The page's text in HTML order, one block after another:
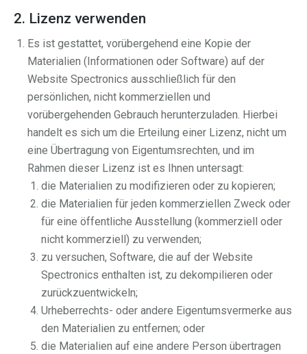
2. Lizenz verwenden
Es ist gestattet, vorübergehend eine Kopie der
Materialien (Informationen oder Software) auf der
Website Spectronics ausschließlich für den
persönlichen, nicht kommerziellen und
vorübergehenden Gebrauch herunterzuladen. Hierbei
handelt es sich um die Erteilung einer Lizenz, nicht um
eine Übertragung von Eigentumsrechten, und im
Rahmen dieser Lizenz ist es Ihnen untersagt:
die Materialien zu modifizieren oder zu kopieren;
die Materialien für jeden kommerziellen Zweck oder
für eine öffentliche Ausstellung (kommerziell oder
nicht kommerziell) zu verwenden;
zu versuchen, Software, die auf der Website
Spectronics enthalten ist, zu dekompilieren oder
zurückzuentwickeln;
Urheberrechts- oder andere Eigentumsvermerke aus
den Materialien zu entfernen; oder
die Materialien auf eine andere Person übertragen